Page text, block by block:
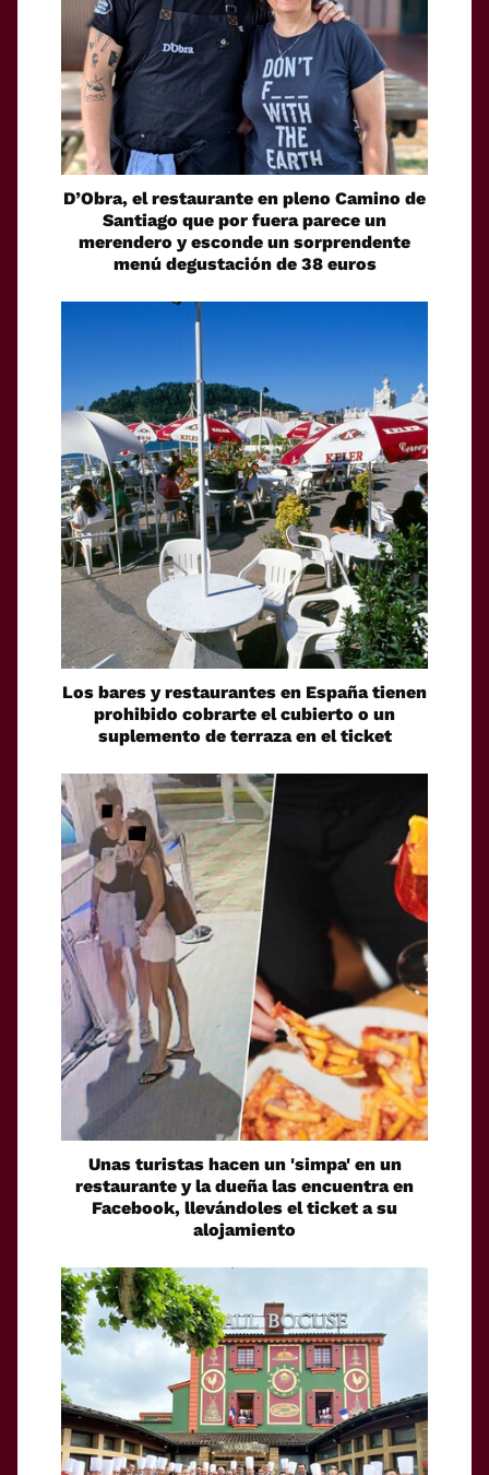
D’Obra, el restaurante en pleno Camino de
Santiago que por fuera parece un
merendero y esconde un sorprendente
menú degustación de 38 euros
Los bares y restaurantes en España tienen
prohibido cobrarte el cubierto o un
suplemento de terraza en el ticket
Unas turistas hacen un 'simpa' en un
restaurante y la dueña las encuentra en
Facebook, llevándoles el ticket a su
alojamiento